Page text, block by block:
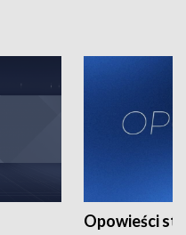
Opowieści